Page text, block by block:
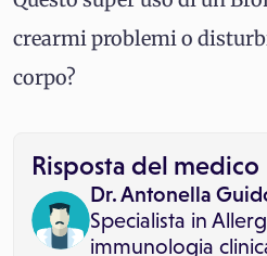
crearmi problemi o
corpo?
Risposta del medico
Dr. Antonella
Specialista in
immunologia